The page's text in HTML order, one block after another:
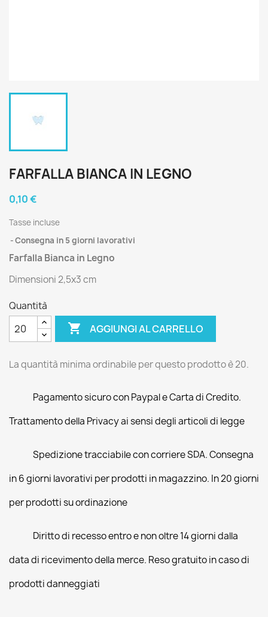
FARFALLA BIANCA IN LEGNO
0,10 €
Tasse incluse
Consegna in 5 giorni lavorativi
Farfalla Bianca in Legno
Dimensioni 2,5x3 cm
Quantità
 AGGIUNGI AL CARRELLO
La quantità minima ordinabile per questo prodotto è 20.
Pagamento sicuro con Paypal e Carta di Credito.
Trattamento della Privacy ai sensi degli articoli di legge
Spedizione tracciabile con corriere SDA. Consegna
in 6 giorni lavorativi per prodotti in magazzino. In 20 giorni
per prodotti su ordinazione
Diritto di recesso entro e non oltre 14 giorni dalla
data di ricevimento della merce. Reso gratuito in caso di
prodotti danneggiati